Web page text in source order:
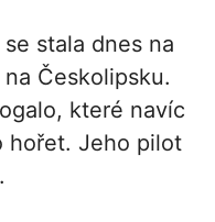
stala dnes na
Českolipsku.
které navíc
hořet. Jeho pilot